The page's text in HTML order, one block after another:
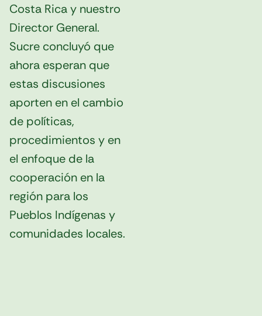
Costa Rica y nuestro
Director General.
Sucre concluyó que
ahora esperan que
estas discusiones
aporten en el cambio
de políticas,
procedimientos y en
el enfoque de la
cooperación en la
región para los
Pueblos Indígenas y
comunidades locales.